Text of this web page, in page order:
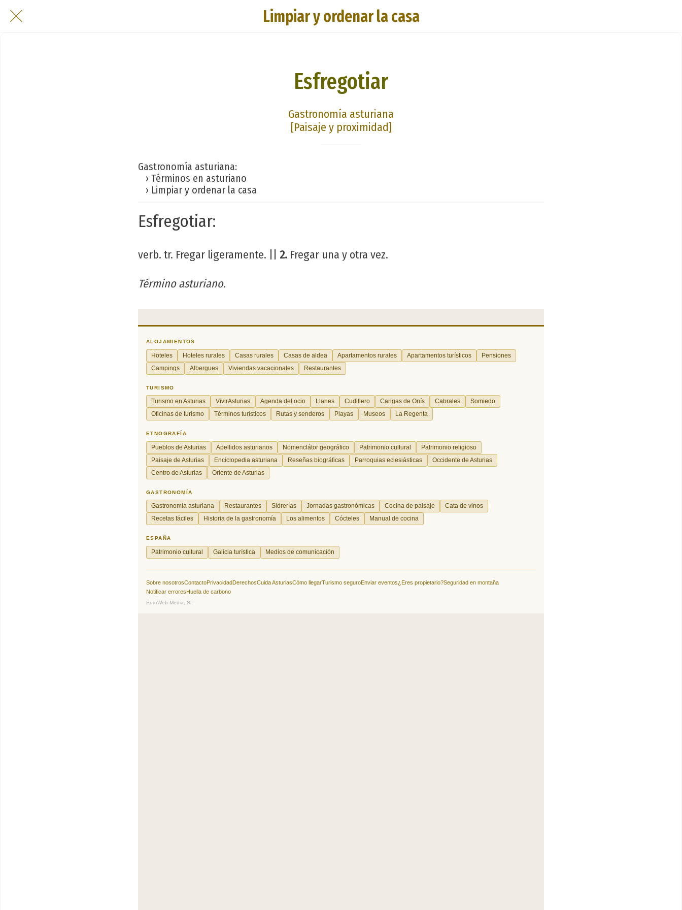
Limpiar y ordenar la casa
Esfregotiar
Gastronomía asturiana
[Paisaje y proximidad]
Gastronomía asturiana:
› Términos en asturiano
› Limpiar y ordenar la casa
Esfregotiar:
verb. tr. Fregar ligeramente. || 2. Fregar una y otra vez.
Término asturiano.